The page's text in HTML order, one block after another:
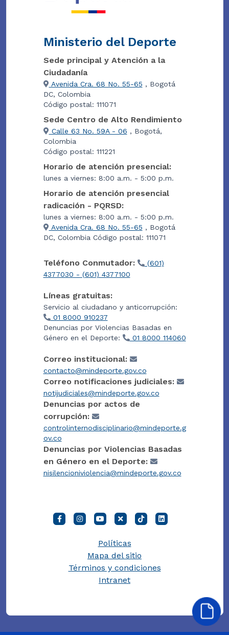
Ministerio del Deporte
Sede principal y Atención a la
Ciudadanía
Avenida Cra. 68 No. 55-65 , Bogotá
DC, Colombia
Código postal: 111071
Sede Centro de Alto Rendimiento
Calle 63 No. 59A - 06 , Bogotá,
Colombia
Código postal: 111221
Horario de atención presencial:
lunes a viernes: 8:00 a.m. - 5:00 p.m.
Horario de atención presencial
radicación - PQRSD:
lunes a viernes: 8:00 a.m. - 5:00 p.m.
Avenida Cra. 68 No. 55-65 , Bogotá
DC, Colombia Código postal: 111071
Teléfono Conmutador:
(601)
4377030 - (601) 4377100
Líneas gratuitas:
Servicio al ciudadano y anticorrupción:
01 8000 910237
Denuncias por Violencias Basadas en
Género en el Deporte:
01 8000 114060
Correo institucional:
contacto@mindeporte.gov.co
Correo notificaciones judiciales:
notijudiciales@mindeporte.gov.co
Denuncias por actos de
corrupción:
controlinternodisciplinario@mindeporte.g
ov.co
Denuncias por Violencias Basadas
en Género en el Deporte:
nisilencioniviolencia@mindeporte.gov.co
Políticas
Mapa del sitio
Términos y condiciones
Intranet